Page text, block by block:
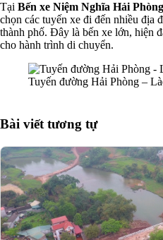
Tại Bến xe Niệm Nghĩa Hải Phòng
chọn các tuyến xe đi đến nhiều địa
thành phố. Đây là bến xe lớn, hiện
cho hành trình di chuyển.
Tuyến đường Hải Phòng –
Bài viết tương tự